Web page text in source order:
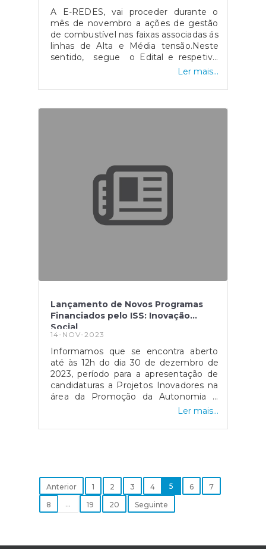
A E-REDES, vai proceder durante o
mês de novembro a ações de gestão
de combustível nas faixas associadas ás
linhas de Alta e Média tensão.Neste
sentido, segue o Edital e respetivo
Mapa, que pode ser consultado no Link
Ler mais...
Lançamento de Novos Programas
Financiados pelo ISS: Inovação
Social
14-NOV-2023
Informamos que se encontra aberto
até às 12h do dia 30 de dezembro de
2023, período para a apresentação de
candidaturas a Projetos Inovadores na
área da Promoção da Autonomia e
Independência de Idosos e
linha de apoio a estes projetos é
Economia Social, sem fins lucrativos,
que tenham tido candidatura aprovada
pela Estrutura de Missão Portugal
Inovação Social (EMPIS) e que
abertura, o qual pode ser consultado na
Ler mais...
Anterior 1 2 3 4 5 6
7
8
... 19 20 Seguinte